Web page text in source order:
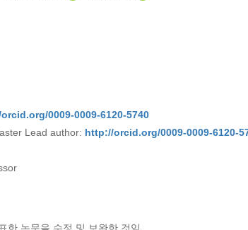
0009-0009-6120-5740
Lead author: http://orcid.org/0009-0009-6120-
논문을 수정 및 보완한 것임.